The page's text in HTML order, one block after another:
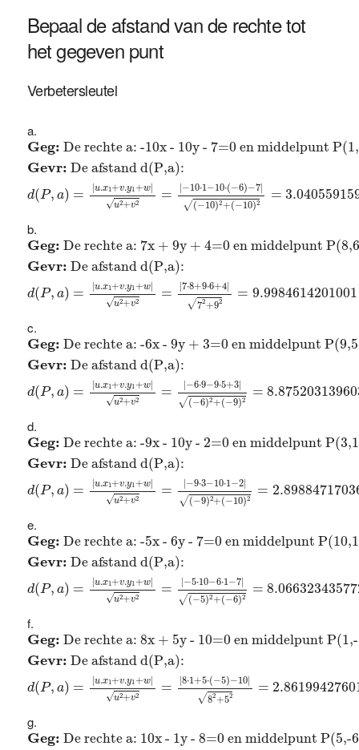
Bepaal de afstand van de rechte tot
het gegeven punt
Verbetersleutel
Geg: De rechte a: -10x - 10y - 7=0 en middelpunt
Gevr: De afstand d(P,a):
d(P, a) = |u.x1+v.y1+w|
√u2+v2 = |−10⋅1 −10⋅(−6)−7|
√(−10)2+(−10)2 =
Geg: De rechte a: -10x - 10y - 7=0 en middelpunt
Geg: De rechte a: 7x + 9y + 4=0 en middelpunt
Gevr: De afstand d(P,a):
d(P, a) = |u.x1+v.y1+w|
√u2+v2 = |7⋅8+9⋅6+4|
√72+92 = 9.9984614201001
Geg: De rechte a: 7x + 9y + 4=0 en middelpunt
Geg: De rechte a: -6x - 9y + 3=0 en middelpunt
Gevr: De afstand d(P,a):
d(P, a) = |u.x1+v.y1+w|
√u2+v2 = |−6⋅9−9⋅5+3|
√(−6)2+(−9)2 =
Geg: De rechte a: -6x - 9y + 3=0 en middelpunt
Geg: De rechte a: -9x - 10y - 2=0 en middelpunt
Gevr: De afstand d(P,a):
d(P, a) = |u.x1+v.y1+w|
√u2+v2 = |−9⋅3−10⋅1 −2|
√(−9)2+(−10)2 =
Geg: De rechte a: -9x - 10y - 2=0 en middelpunt
Geg: De rechte a: -5x - 6y - 7=0 en middelpunt
Gevr: De afstand d(P,a):
d(P, a) = |u.x1+v.y1+w|
√u2+v2 = |−5⋅10−6⋅1 −7|
√(−5)2+(−6)2 =
Geg: De rechte a: -5x - 6y - 7=0 en middelpunt
Geg: De rechte a: 8x + 5y - 10=0 en middelpunt
Gevr: De afstand d(P,a):
d(P, a) = |u.x1+v.y1+w|
√u2+v2 = |8⋅1+5⋅(−5)−10|
√82+52 =
Geg: De rechte a: 8x + 5y - 10=0 en middelpunt
Geg: De rechte a: 10x - 1y - 8=0 en middelpunt P(5,-
Geg: De rechte a: 10x - 1y - 8=0 en middelpunt